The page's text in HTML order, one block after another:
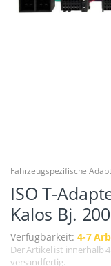
Fahrzeugspezifische
ISO T-
Kalos Bj.
Verfügbarkeit: 4-7
Der Artikel ist innerhalb
versandfertig.